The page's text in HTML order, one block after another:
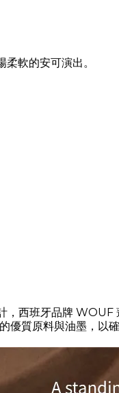
軟的安可演出。
西班牙品牌 WOUF
質原料與油墨，以